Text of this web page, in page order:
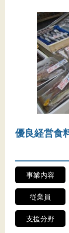
優良経営食
事業内容
従業員
支援分野